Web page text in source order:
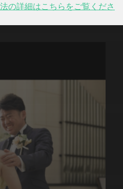
の詳細はこちらをご覧くださ